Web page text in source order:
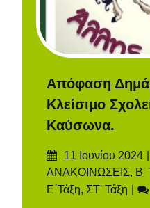
Απόφαση
Κλείσιμο
Καύσωνα.
Δημοσιεύτηκε
στις
11 Ιουνίου 2024
ΑΝΑΚΟΙΝΩΣΕΙΣ, Β'
Ε΄Τάξη, ΣΤ' Τάξη